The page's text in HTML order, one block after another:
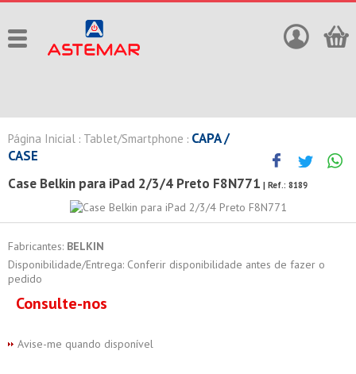
Página Inicial : Tablet/Smartphone : CAPA /
CASE
Case Belkin para iPad 2/3/4 Preto F8N771 | Ref.: 8189
Fabricantes: BELKIN
Disponibilidade/Entrega: Conferir disponibilidade antes de fazer o
pedido
Consulte-nos
Avise-me quando disponível